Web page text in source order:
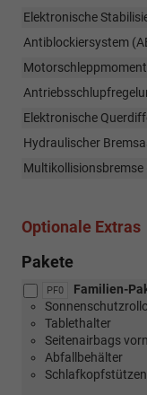
Elektronische
Antiblockiersystem
Elektronische
Hydraulischer
Multikollisionsbremse
Optionale Extras
Pakete
PF0
Familien-
Tablethalter
Seitenairbags
Abfallbehälter